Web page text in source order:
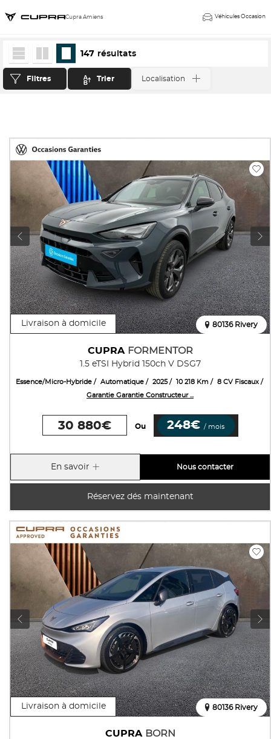
Cupra Amiens Véhicules Occasion
Filtres Trier Localisation
147 résultats
Livraison à domicile
CUPRA FORMENTOR
1.5 eTSI Hybrid 150ch V DSG7
80136 Rivery
Essence/Micro-Hybride Automatique 2025 10 218 Km
8 CV Fiscaux
Garantie Garantie Constructeur ...
30 880€ Ou 248€ / mois
Réservez dés maintenant
En savoir Nous contacter
Livraison à domicile
CUPRA BORN
80136 Rivery